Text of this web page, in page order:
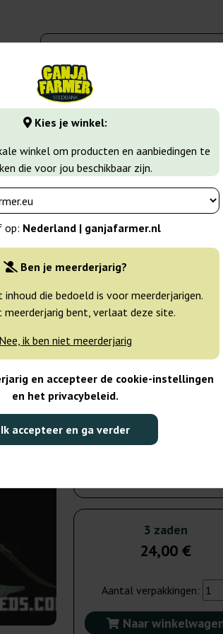
Kies je winkel:
winkel om producten en aanbiedingen te
die voor jou beschikbaar zijn.
op: Nederland | ganjafarmer.nl
Ben je meerderjarig?
die bedoeld is voor meerderjarigen.
meerderjarig bent, verlaat deze site.
Nee, ik ben niet meerderjarig
en accepteer de cookie-instellingen
en het privacybeleid.
Ik accepteer en ga verder
Meer
Kalashnikov Seeds
3 zaden
Verzonden binnen
5 zaden
Niet beschikbaar
10 zaden
3 zaden
24,00 €
Aantal verpakkingen:
Naar